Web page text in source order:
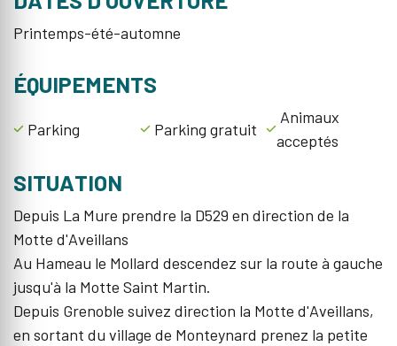
Printemps-été-automne
ÉQUIPEMENTS
Parking Parking gratuit
Animaux
acceptés
SITUATION
Depuis La Mure prendre la D529 en direction de la
Motte d'Aveillans
Au Hameau le Mollard descendez sur la route à gauche
jusqu'à la Motte Saint Martin.
Depuis Grenoble suivez direction la Motte d'Aveillans,
en sortant du village de Monteynard prenez la petite